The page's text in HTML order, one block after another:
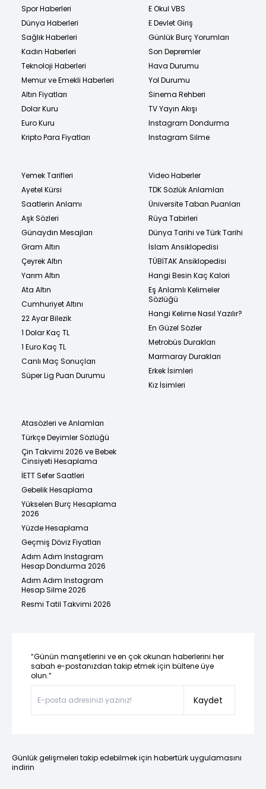
Spor Haberleri
Dünya Haberleri
Sağlık Haberleri
Kadın Haberleri
Teknoloji Haberleri
Memur ve Emekli Haberleri
Altın Fiyatları
Dolar Kuru
Euro Kuru
Kripto Para Fiyatları
E Okul VBS
E Devlet Giriş
Günlük Burç Yorumları
Son Depremler
Hava Durumu
Yol Durumu
Sinema Rehberi
TV Yayın Akışı
Instagram Dondurma
Instagram Silme
Yemek Tarifleri
Ayetel Kürsi
Saatlerin Anlamı
Aşk Sözleri
Günaydın Mesajları
Gram Altın
Çeyrek Altın
Yarım Altın
Ata Altın
Cumhuriyet Altını
22 Ayar Bilezik
1 Dolar Kaç TL
1 Euro Kaç TL
Canlı Maç Sonuçları
Süper Lig Puan Durumu
Video Haberler
TDK Sözlük Anlamları
Üniversite Taban Puanları
Rüya Tabirleri
Dünya Tarihi ve Türk Tarihi
İslam Ansiklopedisi
TÜBİTAK Ansiklopedisi
Hangi Besin Kaç Kalori
Eş Anlamlı Kelimeler
Sözlüğü
Hangi Kelime Nasıl Yazılır?
En Güzel Sözler
Metrobüs Durakları
Marmaray Durakları
Erkek İsimleri
Kız İsimleri
Atasözleri ve Anlamları
Türkçe Deyimler Sözlüğü
Çin Takvimi 2026 ve Bebek
Cinsiyeti Hesaplama
İETT Sefer Saatleri
Gebelik Hesaplama
Yükselen Burç Hesaplama
2026
Yüzde Hesaplama
Geçmiş Döviz Fiyatları
Adım Adım Instagram
Hesap Dondurma 2026
Adım Adım Instagram
Hesap Silme 2026
Resmi Tatil Takvimi 2026
“Günün manşetlerini ve en çok okunan haberlerini her
sabah e-postanızdan takip etmek için bültene üye
olun.”
Kaydet
Günlük gelişmeleri takip edebilmek için habertürk uygulamasını
indirin